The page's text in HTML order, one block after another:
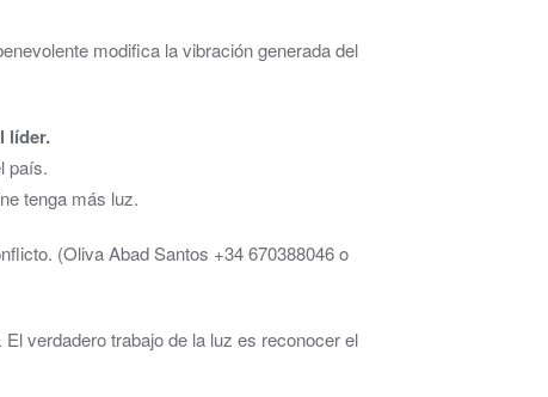
modifica la vibración generada del
líder.
país.
tenga más luz.
(Oliva Abad Santos +34 670388046 o
verdadero trabajo de la luz es reconocer el